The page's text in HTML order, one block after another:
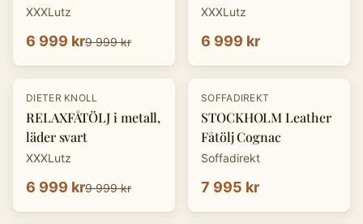
mörkgrå
XXXLutz
6 999 kr9 999 kr
XXXLutz
6 999 kr
-30%
DIETER KNOLL
RELAXFÅTÖLJ i metall,
läder svart
XXXLutz
6 999 kr9 999 kr
SOFFADIREKT
STOCKHOLM Leather
Fåtölj Cognac
Soffadirekt
7 995 kr